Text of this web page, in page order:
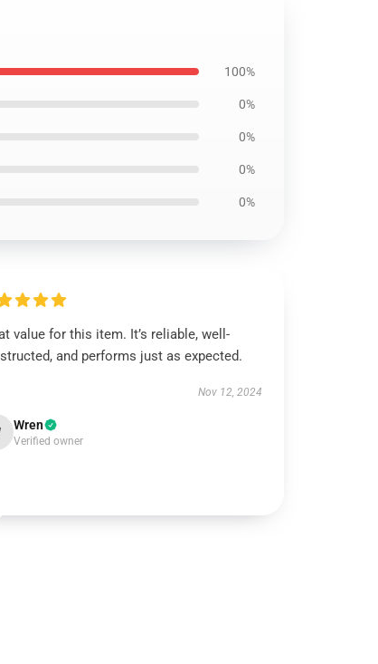
100%
0%
0%
0%
0%
value for this item. It’s reliable, well-
and performs just as expected.
Nov 12, 2024
Wren
Verified owner